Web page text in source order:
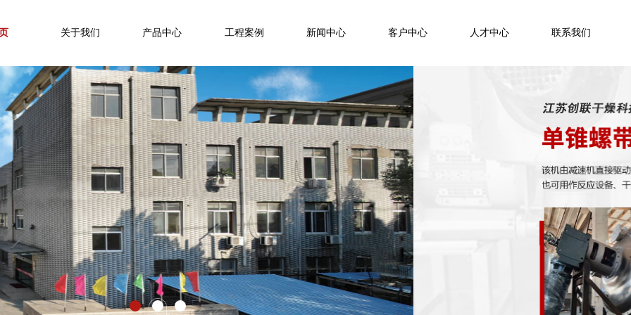
关于我们 产品中心 工程案例 新闻中心 客户中心 人才中心 联系我们